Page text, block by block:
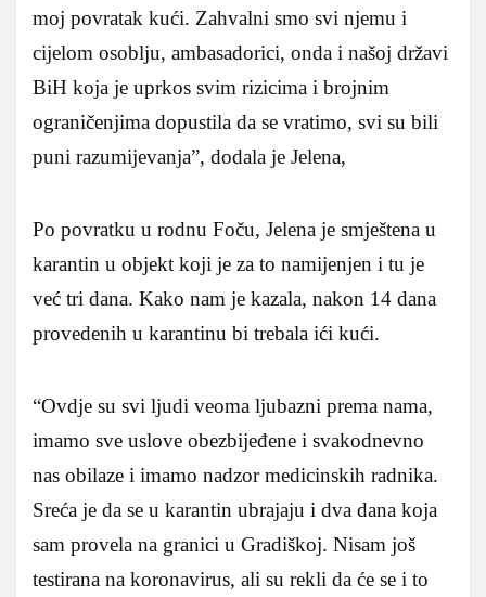
moj povratak kući. Zahvalni smo svi njemu i
cijelom osoblju, ambasadorici, onda i našoj državi
BiH koja je uprkos svim rizicima i brojnim
ograničenjima dopustila da se vratimo, svi su bili
puni razumijevanja”, dodala je Jelena,
Po povratku u rodnu Foču, Jelena je smještena u
karantin u objekt koji je za to namijenjen i tu je
već tri dana. Kako nam je kazala, nakon 14 dana
provedenih u karantinu bi trebala ići kući.
“Ovdje su svi ljudi veoma ljubazni prema nama,
imamo sve uslove obezbijeđene i svakodnevno
nas obilaze i imamo nadzor medicinskih radnika.
Sreća je da se u karantin ubrajaju i dva dana koja
sam provela na granici u Gradiškoj. Nisam još
testirana na koronavirus, ali su rekli da će se i to